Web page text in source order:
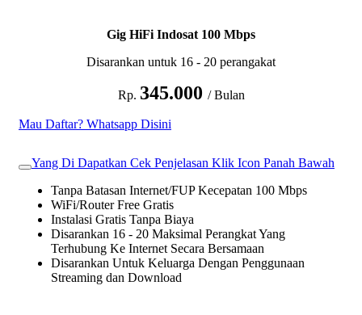
Gig HiFi Indosat 100 Mbps
Disarankan untuk 16 - 20 perangakat
Rp. 345.000 / Bulan
Mau Daftar? Whatsapp Disini
Yang Di Dapatkan Cek Penjelasan Klik Icon Panah Bawah
Tanpa Batasan Internet/FUP Kecepatan 100 Mbps
WiFi/Router Free Gratis
Instalasi Gratis Tanpa Biaya
Disarankan 16 - 20 Maksimal Perangkat Yang
Terhubung Ke Internet Secara Bersamaan
Disarankan Untuk Keluarga Dengan Penggunaan
Streaming dan Download